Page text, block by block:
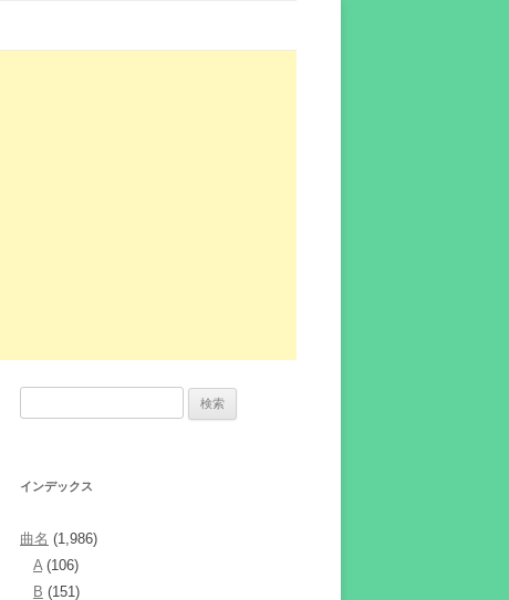
インデックス
曲名 (1,986)
A(106)
B (151)